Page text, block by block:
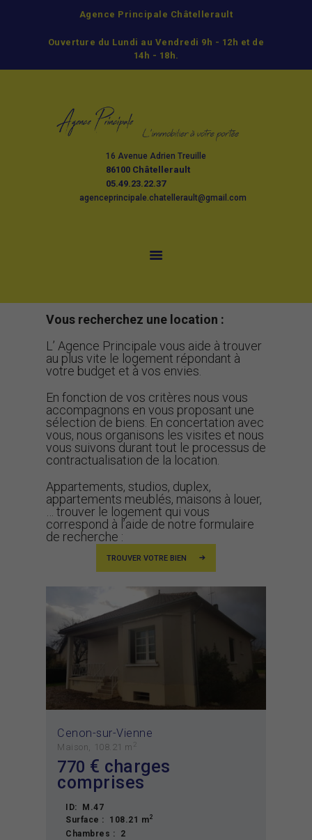
Agence Principale Châtellerault
Ouverture du Lundi au Vendredi 9h - 12h et de
14h - 18h.
16 Avenue Adrien Treuille
86100 Châtellerault
05.49.23.22.37
agenceprincipale.chatellerault@gmail.com
LOUER
ESTIMATION ET
L’AGENCE
CONTACT
Vous recherchez une location :
L’ Agence Principale vous aide à trouver
au plus vite le logement répondant à
votre budget et à vos envies.
En fonction de vos critères nous vous
accompagnons en vous proposant une
sélection de biens. En concertation avec
vous, nous organisons les visites et nous
vous suivons durant tout le processus de
contractualisation de la location.
Appartements, studios, duplex,
appartements meublés, maisons à louer,
… trouver le logement qui vous
correspond à l’aide de notre formulaire
de recherche :
TROUVER VOTRE BIEN
Cenon-sur-Vienne
Maison 108.21 m
770 € charges
comprises
ID:
M.47
Surface :
108.21 m2
Chambres :
2